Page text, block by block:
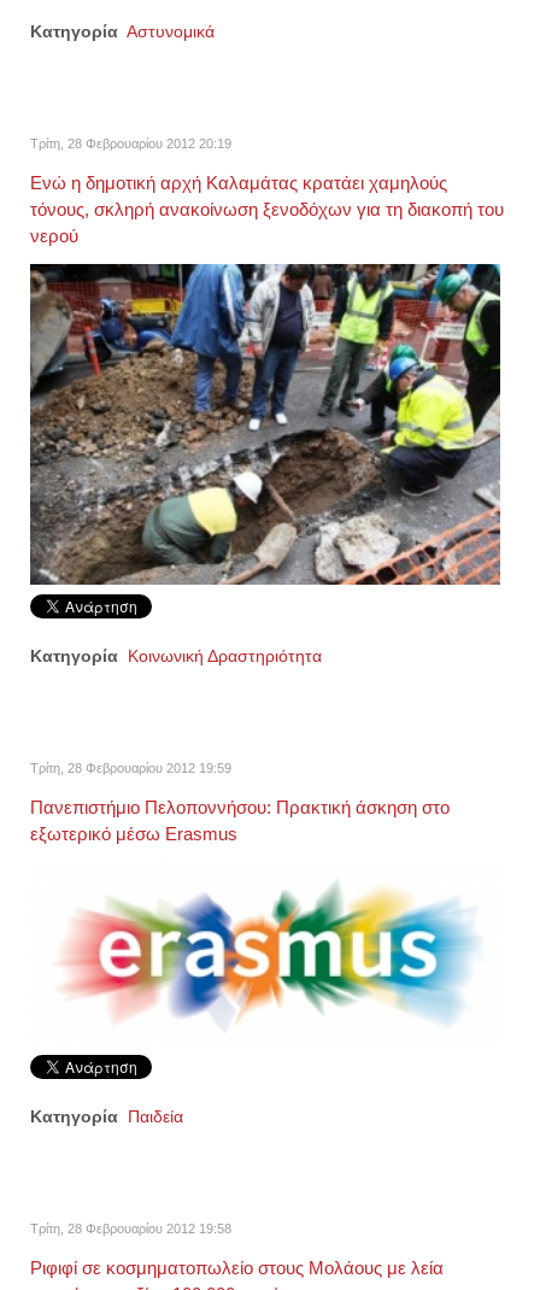
Κατηγορία Αστυνομικά
Τρίτη, 28 Φεβρουαρίου 2012 20:19
Ενώ η δημοτική αρχή Καλαμάτας κρατάει χαμηλούς
τόνους, σκληρή ανακοίνωση ξενοδόχων για τη διακοπή του
νερού
Κατηγορία Κοινωνική Δραστηριότητα
Τρίτη, 28 Φεβρουαρίου 2012 19:59
Πανεπιστήμιο Πελοποννήσου: Πρακτική άσκηση στο
εξωτερικό μέσω Erasmus
Κατηγορία Παιδεία
Τρίτη, 28 Φεβρουαρίου 2012 19:58
Ριφιφί σε κοσμηματοπωλείο στους Μολάους με λεία